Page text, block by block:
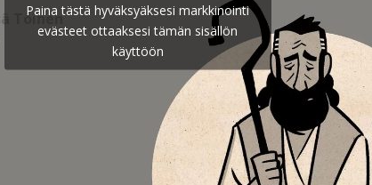
Toinen
Paina tästä hyväksyäksesi markkinointi
evästeet ottaaksesi tämän sisällön
käyttöön